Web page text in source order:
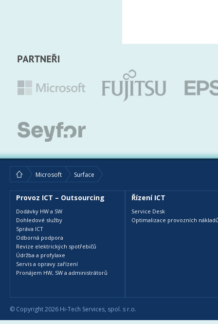
Microsoft Surface
Provoz ICT – Outsourcing
Dodávky HW a SW
Dohledové služby
Správa ICT
Odborná podpora
Revize elektrických spotřebičů
Údržba a profylaxe
Servis a opravy zařízení
Pronájem HW, SW a administrátorů
Řízení ICT
Service Desk
Optimalizace provozních
© Copyright 2026 Hi-Tech Services, spol. s r.o.